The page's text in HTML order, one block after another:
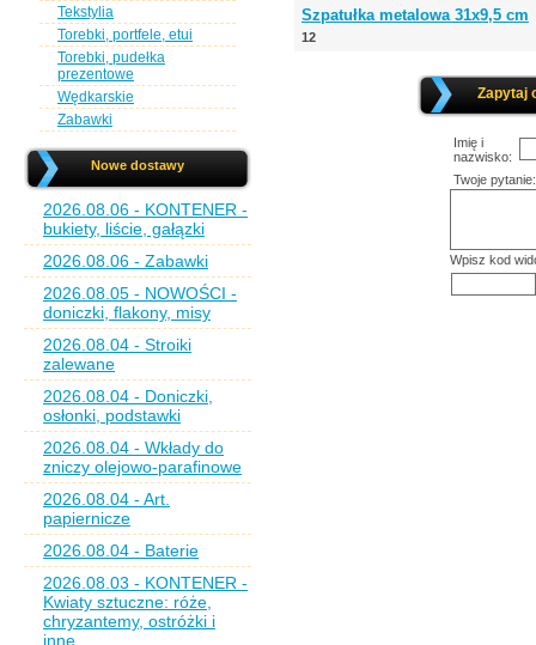
Tekstylia
Torebki, portfele, etui
Torebki, pudełka
prezentowe
Wędkarskie
Zabawki
Nowe dostawy
2026.08.06 - KONTENER -
bukiety, liście, gałązki
2026.08.06 - Zabawki
2026.08.05 - NOWOŚCI -
doniczki, flakony, misy
2026.08.04 - Stroiki
zalewane
2026.08.04 - Doniczki,
osłonki, podstawki
2026.08.04 - Wkłady do
zniczy olejowo-parafinowe
2026.08.04 - Art.
papiernicze
2026.08.04 - Baterie
2026.08.03 - KONTENER -
Kwiaty sztuczne: róże,
chryzantemy, ostróżki i
inne
Szpatułka metalowa 31x9,5 cm
12
Zapytaj
Imię i
nazwisko:
Twoje pytanie:
Wpisz kod